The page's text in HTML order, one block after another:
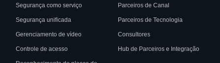
Segurança como serviço
Segurança unificada
Gerenciamento de vídeo
Controle de acesso
Parceiros de Canal
Parceiros de Tecnologia
Consultores
Hub de Parceiros e Integração